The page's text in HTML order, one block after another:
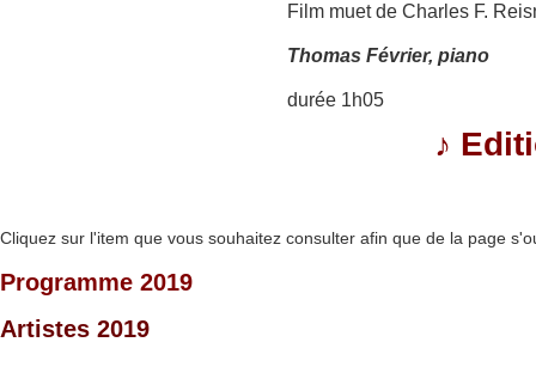
Film muet de Charles F.
Thomas Février, piano
durée 1h05
♪
Cliquez sur l'item que vous souhaitez consulter afin que de la page
Programme 2019
Artistes 2019